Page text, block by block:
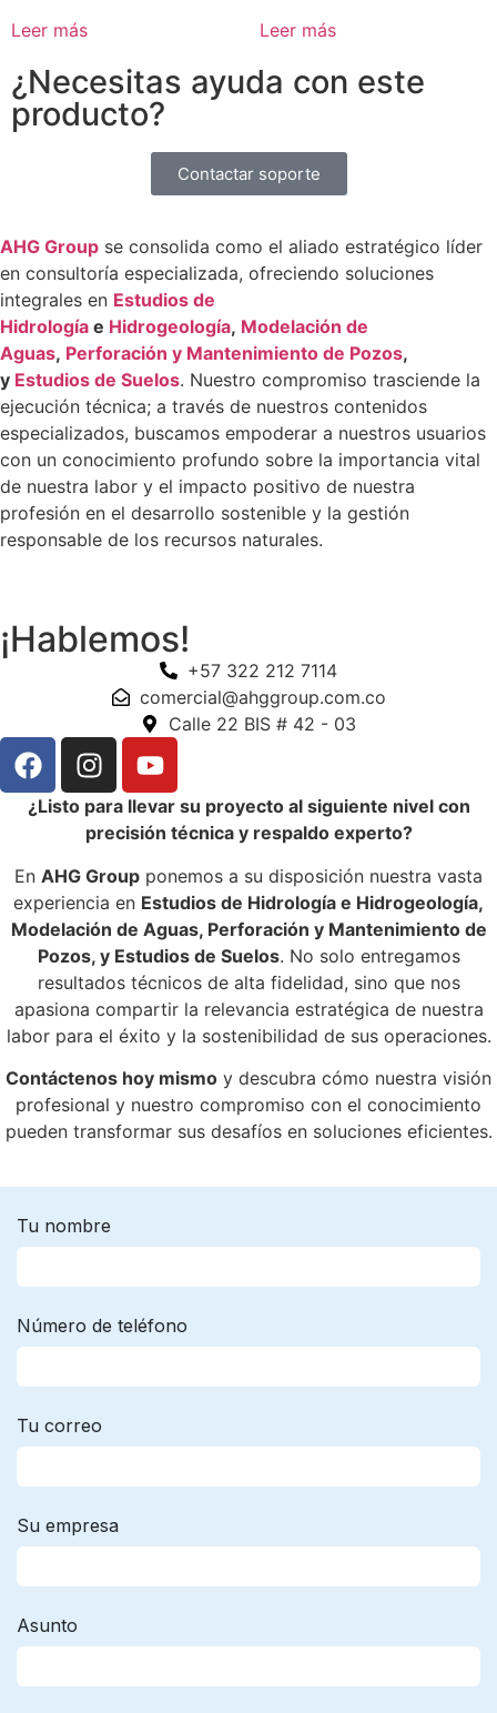
Leer más Leer más
¿Necesitas ayuda con este
producto?
Contactar soporte
AHG Group se consolida como el aliado estratégico líder
en consultoría especializada, ofreciendo soluciones
integrales en Estudios de
Hidrología e Hidrogeología, Modelación de
Aguas, Perforación y Mantenimiento de Pozos,
y Estudios de Suelos. Nuestro compromiso trasciende la
ejecución técnica; a través de nuestros contenidos
especializados, buscamos empoderar a nuestros usuarios
con un conocimiento profundo sobre la importancia vital
de nuestra labor y el impacto positivo de nuestra
profesión en el desarrollo sostenible y la gestión
responsable de los recursos naturales.
¡Hablemos!
+57 322 212 7114
comercial@ahggroup.com.co
Calle 22 BIS # 42 - 03
¿Listo para llevar su proyecto al siguiente nivel con
precisión técnica y respaldo experto?
En AHG Group ponemos a su disposición nuestra vasta
experiencia en Estudios de Hidrología e Hidrogeología,
Modelación de Aguas, Perforación y Mantenimiento de
Pozos, y Estudios de Suelos. No solo entregamos
resultados técnicos de alta fidelidad, sino que nos
apasiona compartir la relevancia estratégica de nuestra
labor para el éxito y la sostenibilidad de sus operaciones.
Contáctenos hoy mismo y descubra cómo nuestra visión
profesional y nuestro compromiso con el conocimiento
pueden transformar sus desafíos en soluciones eficientes.